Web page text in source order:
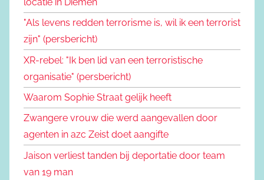
"Als levens redden terrorisme is, wil ik een terrorist
zijn" (persbericht)
XR-rebel: "Ik ben lid van een terroristische
organisatie" (persbericht)
Waarom Sophie Straat gelijk heeft
Zwangere vrouw die werd aangevallen door
agenten in azc Zeist doet aangifte
Jaison verliest tanden bij deportatie door team
van 19 man